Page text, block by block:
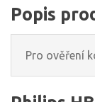
Popis
Pro ověření